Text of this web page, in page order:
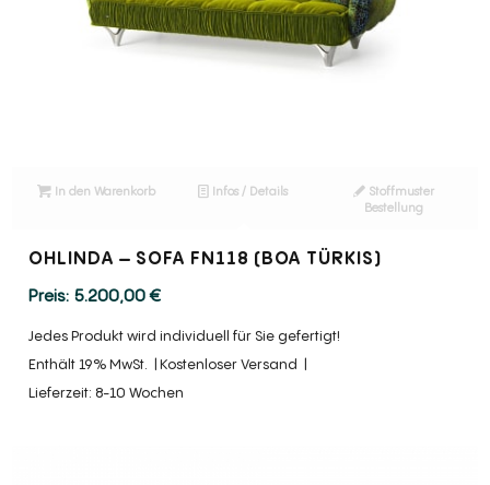
In den Warenkorb Infos / Details
Stoffmuster
Bestellung
OHLINDA – SOFA FN118 (BOA TÜRKIS)
5.200,00€
Jedes Produkt wird individuell für Sie gefertigt!
Enthält 19% MwSt.
Kostenloser Versand
Lieferzeit: 8-10 Wochen